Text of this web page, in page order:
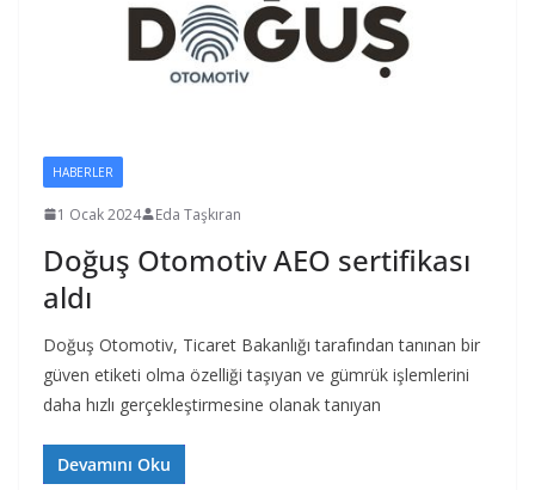
HABERLER
1 Ocak 2024 Eda Taşkıran
Doğuş Otomotiv AEO sertifikası
aldı
Doğuş Otomotiv, Ticaret Bakanlığı tarafından tanınan bir
güven etiketi olma özelliği taşıyan ve gümrük işlemlerini
daha hızlı gerçekleştirmesine olanak tanıyan
Devamını Oku